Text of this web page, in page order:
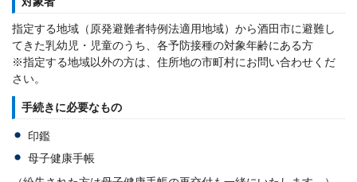
指定する地域（原発避難者特例法適用地域）から酒田市に避難し
てきた乳幼児・児童のうち、各予防接種の対象年齢にある方
※指定する地域以外の方は、住所地の市町村にお問い合わせくだ
さい。
手続きに必要なもの
印鑑
母子健康手帳